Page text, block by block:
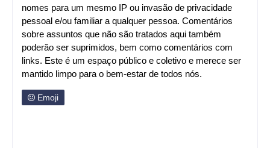
nomes para um mesmo IP ou invasão de privacidade
pessoal e/ou familiar a qualquer pessoa. Comentários
sobre assuntos que não são tratados aqui também
poderão ser suprimidos, bem como comentários com
links. Este é um espaço público e coletivo e merece ser
mantido limpo para o bem-estar de todos nós.
Emoji